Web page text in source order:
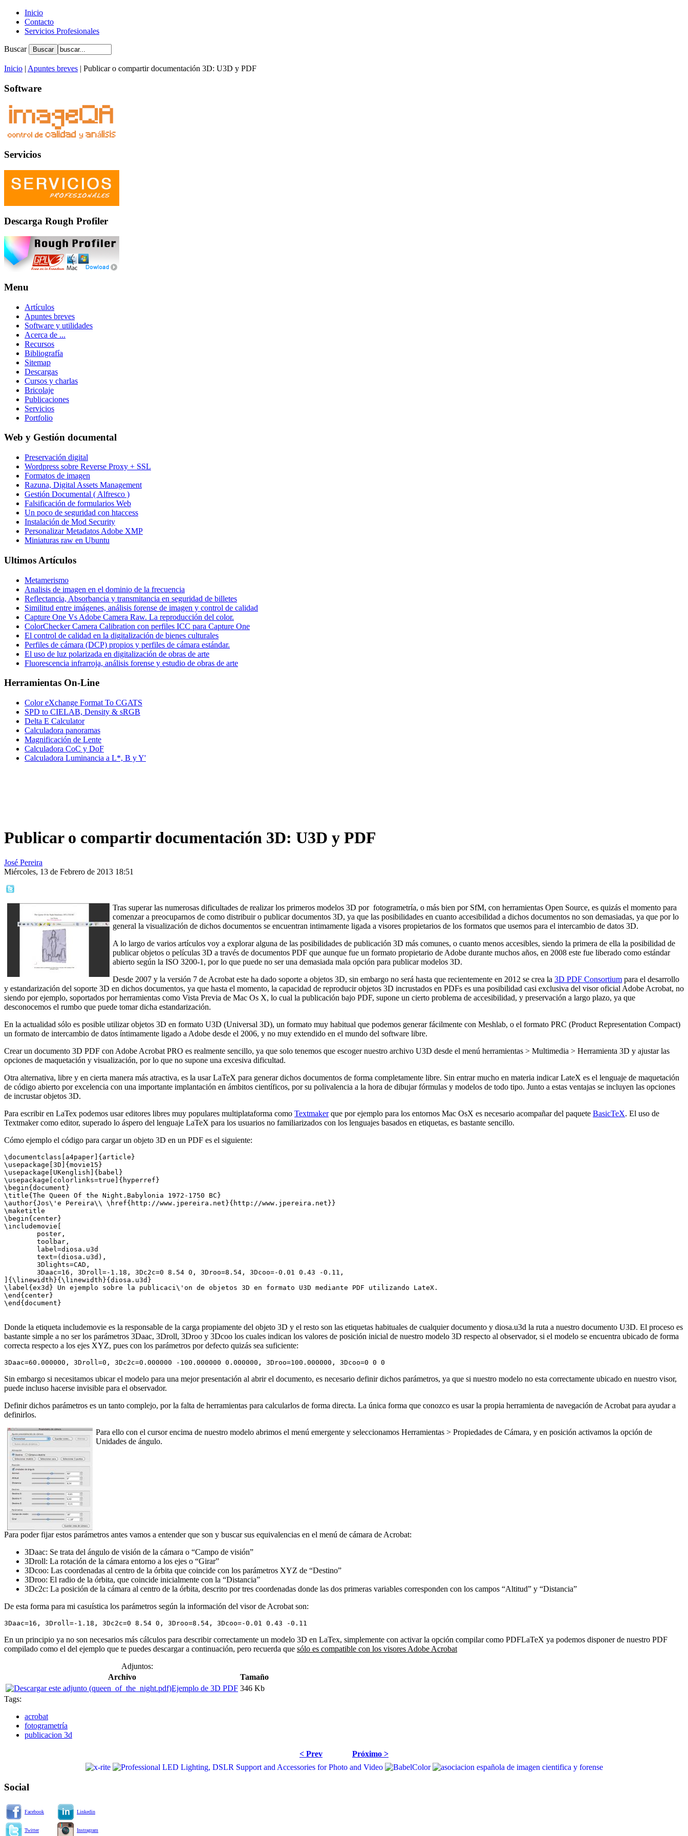
Inicio
Contacto
Servicios Profesionales
Buscar
Inicio | Apuntes breves | Publicar o compartir documentación 3D: U3D y PDF
Software
Servicios
Descarga Rough Profiler
Menu
Artículos
Apuntes breves
Software y utilidades
Acerca de ...
Recursos
Bibliografía
Sitemap
Descargas
Cursos y charlas
Bricolaje
Publicaciones
Servicios
Portfolio
Web y Gestión documental
Preservación digital
Wordpress sobre Reverse Proxy + SSL
Formatos de imagen
Razuna, Digital Assets Management
Gestión Documental ( Alfresco )
Falsificación de formularios Web
Un poco de seguridad con htaccess
Instalación de Mod Security
Personalizar Metadatos Adobe XMP
Miniaturas raw en Ubuntu
Ultimos Artículos
Metamerismo
Analisis de imagen en el dominio de la frecuencia
Reflectancia, Absorbancia y transmitancia en seguridad de billetes
Similitud entre imágenes, análisis forense de imagen y control de calidad
Capture One Vs Adobe Camera Raw. La reproducción del color.
ColorChecker Camera Calibration con perfiles ICC para Capture One
El control de calidad en la digitalización de bienes culturales
Perfiles de cámara (DCP) propios y perfiles de cámara estándar.
El uso de luz polarizada en digitalización de obras de arte
Fluorescencia infrarroja, análisis forense y estudio de obras de arte
Herramientas On-Line
Color eXchange Format To CGATS
SPD to CIELAB, Density & sRGB
Delta E Calculator
Calculadora panoramas
Magnificación de Lente
Calculadora CoC y DoF
Calculadora Luminancia a L*, B y Y'
Publicar o compartir documentación 3D: U3D y PDF
José Pereira
Miércoles, 13 de Febrero de 2013 18:51
Tras superar las numerosas dificultades de realizar los primeros modelos 3D por fotogrametría, o más bien por SfM, con herramientas Open Source, es quizás el momento para
comenzar a preocuparnos de como distribuir o publicar documentos 3D, ya que las posibilidades en cuanto accesibilidad a dichos documentos no son demasiadas, ya que por lo
general la visualización de dichos documentos se encuentran intimamente ligada a visores propietarios de los formatos que usemos para el intercambio de datos 3D.
A lo largo de varios artículos voy a explorar alguna de las posibilidades de publicación 3D más comunes, o cuanto menos accesibles, siendo la primera de ella la posibilidad de
publicar objetos o películas 3D a través de documentos PDF que aunque fue un formato propietario de Adobe durante muchos años, en 2008 este fue liberado como estándar
abierto según la ISO 3200-1, por lo que puede no ser una demasiada mala opción para publicar modelos 3D.
Desde 2007 y la versión 7 de Acrobat este ha dado soporte a objetos 3D, sin embargo no será hasta que recientemente en 2012 se crea la 3D PDF Consortium para el desarrollo
y estandarización del soporte 3D en dichos documentos, ya que hasta el momento, la capacidad de reproducir objetos 3D incrustados en PDFs es una posibilidad casi exclusiva del visor oficial Adobe Acrobat, no
siendo por ejemplo, soportados por herramientas como Vista Previa de Mac Os X, lo cual la publicación bajo PDF, supone un cierto problema de accesibilidad, y preservación a largo plazo, ya que
desconocemos el rumbo que puede tomar dicha estandarización.
En la actualidad sólo es posible utilizar objetos 3D en formato U3D (Universal 3D), un formato muy habitual que podemos generar fácilmente con Meshlab, o el formato PRC (Product Representation Compact)
un formato de intercambio de datos íntimamente ligado a Adobe desde el 2006, y no muy extendido en el mundo del software libre.
Crear un documento 3D PDF con Adobe Acrobat PRO es realmente sencillo, ya que solo tenemos que escoger nuestro archivo U3D desde el menú herramientas > Multimedia > Herramienta 3D y ajustar las
opciones de maquetación y visualización, por lo que no supone una excesiva dificultad.
Otra alternativa, libre y en cierta manera más atractiva, es la usar LaTeX para generar dichos documentos de forma completamente libre. Sin entrar mucho en materia indicar LateX es el lenguaje de maquetación
de código abierto por excelencia con una importante implantación en ámbitos científicos, por su polivalencia a la hora de dibujar fórmulas y modelos de todo tipo. Junto a estas ventajas se incluyen las opciones
de incrustar objetos 3D.
Para escribir en LaTex podemos usar editores libres muy populares multiplataforma como Textmakerque por ejemplo para los entornos Mac OsX es necesario acompañar del paquete BasicTeX. El uso de
Textmaker como editor, superado lo áspero del lenguaje LaTeX para los usuarios no familiarizados con los lenguajes basados en etiquetas, es bastante sencillo.
Cómo ejemplo el código para cargar un objeto 3D en un PDF es el siguiente:
\documentclass[a4paper]{article}
\usepackage[3D]{movie15}
\usepackage[UKenglish]{babel}
\usepackage[colorlinks=true]{hyperref}
\begin{document}
\title{The Queen Of the Night.Babylonia 1972-1750 BC}
\author{Jos\'e Pereira\\ \href{http://www.jpereira.net}{http://www.jpereira.net}}
\maketitle
\begin{center}
\includemovie[
        poster,
        toolbar,
        label=diosa.u3d
        text=(diosa.u3d),
        3Dlights=CAD,
        3Daac=16, 3Droll=-1.18, 3Dc2c=0 8.54 0, 3Droo=8.54, 3Dcoo=-0.01 0.43 -0.11,
]{\linewidth}{\linewidth}{diosa.u3d}
\label{ex3d} Un ejemplo sobre la publicaci\'on de objetos 3D en formato U3D mediante PDF utilizando LateX.
\end{center}
\end{document}
Donde la etiqueta includemovie es la responsable de la carga propiamente del objeto 3D y el resto son las etiquetas habituales de cualquier documento y diosa.u3d la ruta a nuestro documento U3D. El proceso es
bastante simple a no ser los parámetros 3Daac, 3Droll, 3Droo y 3Dcoo los cuales indican los valores de posición inicial de nuestro modelo 3D respecto al observador, si el modelo se encuentra ubicado de forma
correcta respecto a los ejes XYZ, pues con los parámetros por defecto quizás sea suficiente:
3Daac=60.000000, 3Droll=0, 3Dc2c=0.000000 -100.000000 0.000000, 3Droo=100.000000, 3Dcoo=0 0 0
Sin embargo si necesitamos ubicar el modelo para una mejor presentación al abrir el documento, es necesario definir dichos parámetros, ya que si nuestro modelo no esta correctamente ubicado en nuestro visor,
puede incluso hacerse invisible para el observador.
Definir dichos parámetros es un tanto complejo, por la falta de herramientas para calcularlos de forma directa. La única forma que conozco es usar la propia herramienta de navegación de Acrobat para ayudar a
definirlos.
Para ello con el cursor encima de nuestro modelo abrimos el menú emergente y seleccionamos Herramientas > Propiedades de Cámara, y en posición activamos la opción de
Unidades de ángulo.
Para poder fijar estos parámetros antes vamos a entender que son y buscar sus equivalencias en el menú de cámara de Acrobat:
3Daac: Se trata del ángulo de visión de la cámara o “Campo de visión”
3Droll: La rotación de la cámara entorno a los ejes o “Girar”
3Dcoo: Las coordenadas al centro de la órbita que coincide con los parámetros XYZ de “Destino”
3Droo: El radio de la órbita, que coincide inicialmente con la “Distancia”
3Dc2c: La posición de la cámara al centro de la órbita, descrito por tres coordenadas donde las dos primeras variables corresponden con los campos “Altitud” y “Distancia”
De esta forma para mi casuística los parámetros según la información del visor de Acrobat son:
3Daac=16, 3Droll=-1.18, 3Dc2c=0 8.54 0, 3Droo=8.54, 3Dcoo=-0.01 0.43 -0.11
En un principio ya no son necesarios más cálculos para describir correctamente un modelo 3D en LaTex, simplemente con activar la opción compilar como PDFLaTeX ya podemos disponer de nuestro PDF
compilado como el del ejemplo que te puedes descargar a continuación, pero recuerda que sólo es compatible con los visores Adobe Acrobat
Adjuntos:
Archivo
Tamaño
Ejemplo de 3D PDF 346 Kb
Tags:
acrobat
fotogrametría
publicacion 3d
< Prev Próximo >
Social
Facebook Linkedin
Twitter Instragram